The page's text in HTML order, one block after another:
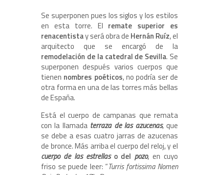
Se superponen pues los siglos y los estilos
en esta torre. El remate superior es
renacentistay será obra de Hernán Ruíz, el
arquitecto que se encargó de la
remodelación de la catedral de Sevilla. Se
superponen después varios cuerpos que
tienen nombres poéticos, no podría ser de
otra forma en una de las torres más bellas
de España.
Está el cuerpo de campanas que remata
con la llamada terraza de las azucenas, que
se debe a esas cuatro jarras de azucenas
de bronce. Más arriba el cuerpo del reloj, y el
cuerpo de las estrellaso delpozo, en cuyo
friso se puede leer: “Turris fortissima Nomen